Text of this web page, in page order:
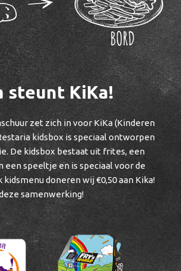
steunt KiKa!
zet zich in voor KiKa (Kinderen
kidsbox is speciaal ontworpen
De kidsbox bestaat uit frites, een
een speeltje en is speciaal voor de
kidsmenu doneren wij €0,50 aan Kika!
samenwerking!